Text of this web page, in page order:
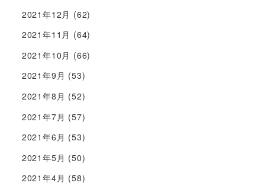
2021年12月 (62)
2021年11月 (64)
2021年10月 (66)
2021年9月 (53)
2021年8月 (52)
2021年7月 (57)
2021年6月 (53)
2021年5月 (50)
2021年4月 (58)